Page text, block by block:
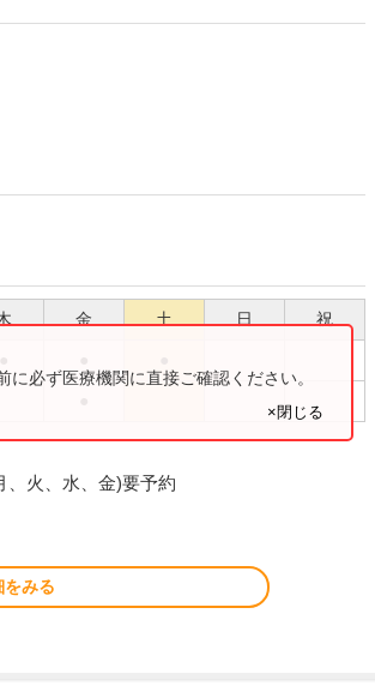
金 土 日 祝
必ず医療機関に直接ご確認ください。
×閉じる
、火、水、金)要予約
をみる